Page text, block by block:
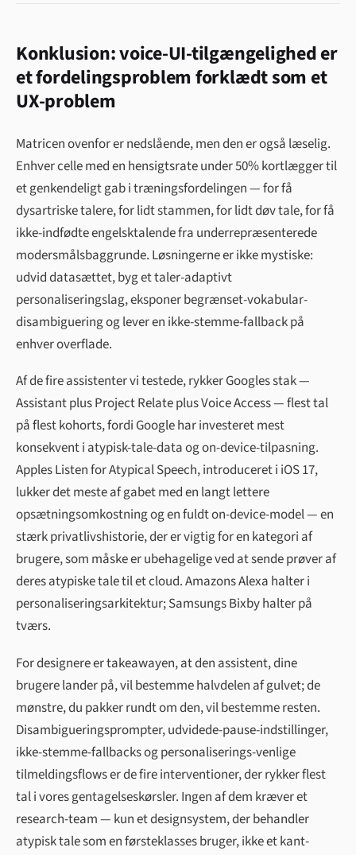
Konklusion: voice-UI-tilgængelighed er
et fordelingsproblem forklædt som et
UX-problem
Matricen ovenfor er nedslående, men den er også læselig.
Enhver celle med en hensigtsrate under 50% kortlægger til
et genkendeligt gab i træningsfordelingen — for få
dysartriske talere, for lidt stammen, for lidt døv tale, for få
ikke-indfødte engelsktalende fra underrepræsenterede
modersmålsbaggrunde. Løsningerne er ikke mystiske:
udvid datasættet, byg et taler-adaptivt
personaliseringslag, eksponer begrænset-vokabular-
disambiguering og lever en ikke-stemme-fallback på
enhver overflade.
Af de fire assistenter vi testede, rykker Googles stak —
Assistant plus Project Relate plus Voice Access — flest tal
på flest kohorts, fordi Google har investeret mest
konsekvent i atypisk-tale-data og on-device-tilpasning.
Apples Listen for Atypical Speech, introduceret i iOS 17,
lukker det meste af gabet med en langt lettere
opsætningsomkostning og en fuldt on-device-model — en
stærk privatlivshistorie, der er vigtig for en kategori af
brugere, som måske er ubehagelige ved at sende prøver af
deres atypiske tale til et cloud. Amazons Alexa halter i
personaliseringsarkitektur; Samsungs Bixby halter på
tværs.
For designere er takeawayen, at den assistent, dine
brugere lander på, vil bestemme halvdelen af gulvet; de
mønstre, du pakker rundt om den, vil bestemme resten.
Disambigueringsprompter, udvidede-pause-indstillinger,
ikke-stemme-fallbacks og personaliserings-venlige
tilmeldingsflows er de fire interventioner, der rykker flest
tal i vores gentagelseskørsler. Ingen af dem kræver et
research-team — kun et designsystem, der behandler
atypisk tale som en førsteklasses bruger, ikke et kant-